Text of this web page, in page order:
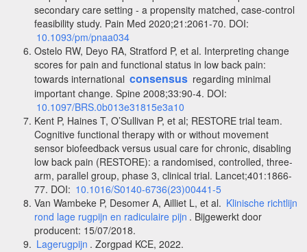
secondary care setting - a propensity matched, case-control
feasibility study. Pain Med 2020;21:2061-70. DOI:
10.1093/pm/pnaa034
Ostelo RW, Deyo RA, Stratford P, et al. Interpreting change
scores for pain and functional status in low back pain:
towards international consensus regarding minimal
important change. Spine 2008;33:90-4. DOI:
10.1097/BRS.0b013e31815e3a10
Kent P, Haines T, O’Sullivan P, et al; RESTORE trial team.
Cognitive functional therapy with or without movement
sensor biofeedback versus usual care for chronic, disabling
low back pain (RESTORE): a randomised, controlled, three-
arm, parallel group, phase 3, clinical trial. Lancet;401:1866-
77. DOI: 10.1016/S0140-6736(23)00441-5
Van Wambeke P, Desomer A, Ailliet L, et al. Klinische richtlijn
rond lage rugpijn en radiculaire pijn . Bijgewerkt door
producent: 15/07/2018.
Lagerugpijn . Zorgpad KCE, 2022.